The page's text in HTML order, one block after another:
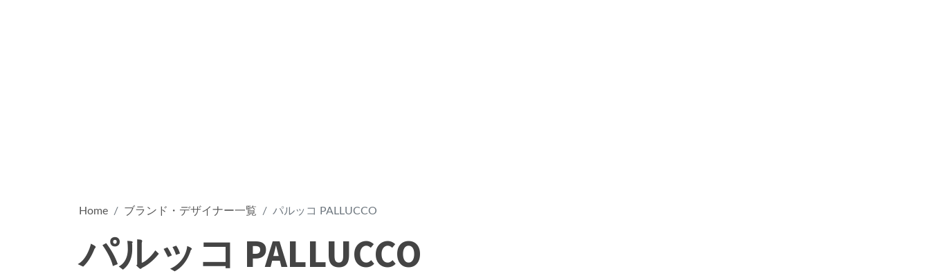
Home ブランド・デザイナー一覧 パルッコ PALLUCCO
パルッコ PALLUCCO